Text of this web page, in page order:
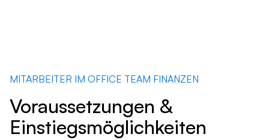
MITARBEITER IM OFFICE TEAM FINANZEN
Voraussetzungen &
Einstiegsmöglichkeiten